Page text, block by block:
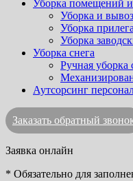
Уборка помещений
Уборка и
Уборка
Уборка
Уборка снега
Ручная уборка
Аутсорсинг
Заказать обратный
Заявка онлайн
* Обязательно для